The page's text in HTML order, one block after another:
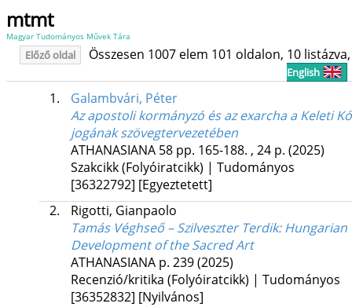
mtmt
Magyar Tudományos Művek Tára
Előző oldal Összesen 1007 elem 101 oldalon, 10
English
1.
Galambvári, Péter
Az apostoli kormányzó és az exarcha a Keleti
jogának szövegtervezetében
ATHANASIANA 58 pp. 165-188. , 24 p. (2025)
Szakcikk (Folyóiratcikk) | Tudományos
[36322792] [Egyeztetett]
2.
Rigotti, Gianpaolo
Tamás Véghseő – Szilveszter Terdik:
Development of the Sacred Art
ATHANASIANA p. 239(2025)
Recenzió/kritika (Folyóiratcikk) | Tudományos
[36352832] [Nyilvános]